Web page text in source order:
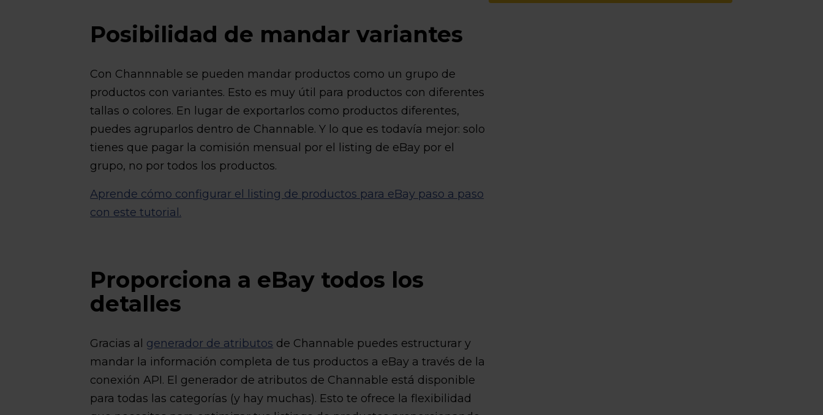
Posibilidad de mandar variantes
Con Channnable se pueden mandar productos como un grupo de
productos con variantes. Esto es muy útil para productos con diferentes
tallas o colores. En lugar de exportarlos como productos diferentes,
puedes agruparlos dentro de Channable. Y lo que es todavía mejor: solo
tienes que pagar la comisión mensual por el listing de eBay por el
grupo, no por todos los productos.
Aprende cómo configurar el listing de productos para eBay paso a paso
con este tutorial.
Proporciona a eBay todos los
detalles
Gracias al generador de atributos de Channable puedes estructurar y
mandar la información completa de tus productos a eBay a través de la
conexión API. El generador de atributos de Channable está disponible
para todas las categorías (y hay muchas). Esto te ofrece la flexibilidad